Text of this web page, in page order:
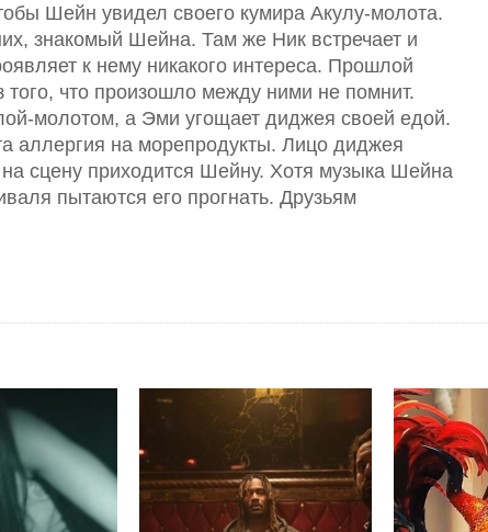
Шейн увидел своего кумира Акулу-молота.
знакомый Шейна. Там же Ник встречает и
к нему никакого интереса. Прошлой
что произошло между ними не помнит.
молотом, а Эми угощает диджея своей едой.
аллергия на морепродукты. Лицо диджея
сцену приходится Шейну. Хотя музыка Шейна
пытаются его прогнать. Друзьям